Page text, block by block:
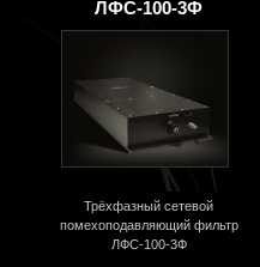
ЛФС-100-3Ф
Трёхфазный сетевой
помехоподавляющий фильтр
ЛФС-100-3Ф